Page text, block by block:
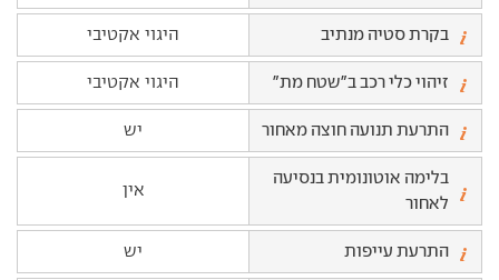
בקרת סטיה מנתיב היגוי אקטיבי
זיהוי כלי רכב ב"שטח מת" היגוי אקטיבי
התרעת תנועה חוצה מאחור יש
בלימה אוטונומית בנסיעה
לאחור
אין
התרעת עייפות יש